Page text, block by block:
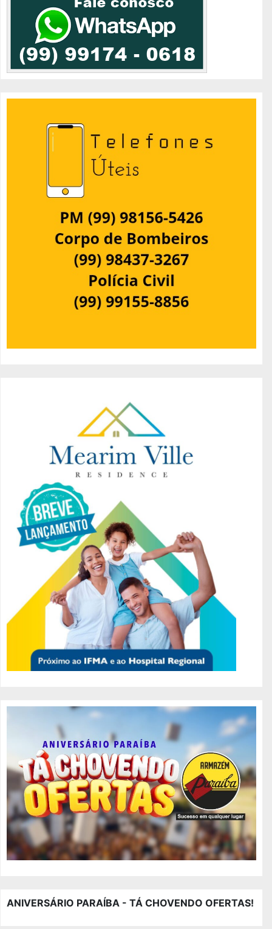
ANIVERSÁRIO PARAÍBA - TÁ CHOVENDO OFERTAS!